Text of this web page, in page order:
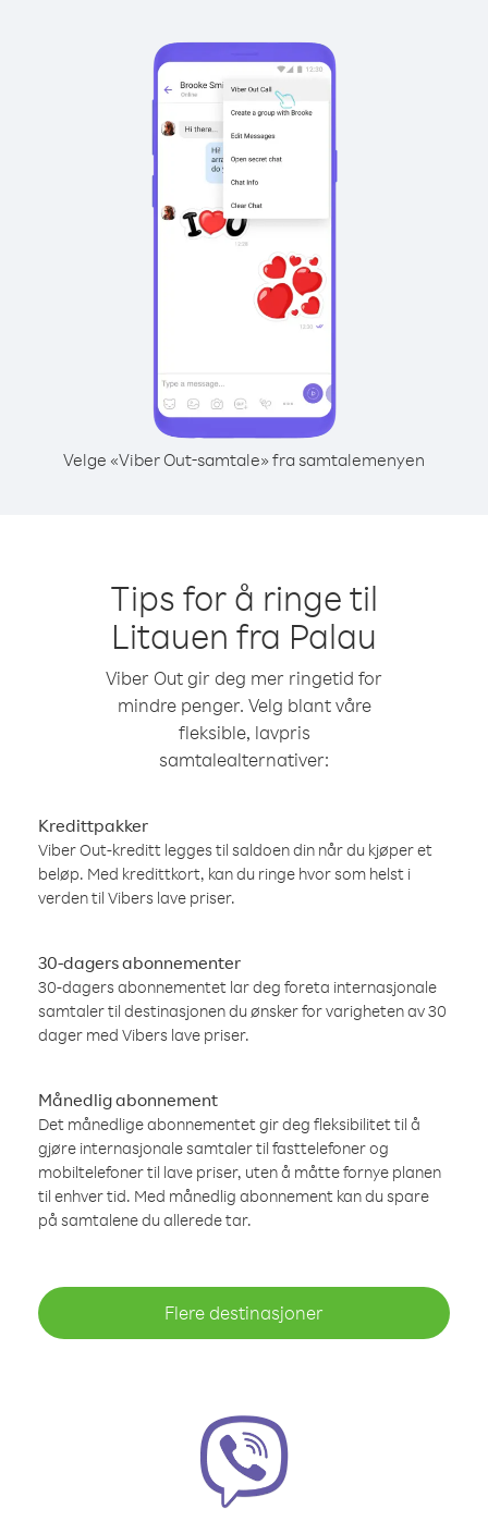
Velge «Viber Out-samtale» fra samtalemenyen
Tips for å ringe til
Litauen fra Palau
Viber Out gir deg mer ringetid for
mindre penger. Velg blant våre
fleksible, lavpris
samtalealternativer:
Kredittpakker
Viber Out-kreditt legges til saldoen din når du kjøper et
beløp. Med kredittkort, kan du ringe hvor som helst i
verden til Vibers lave priser.
30-dagers abonnementer
30-dagers abonnementet lar deg foreta internasjonale
samtaler til destinasjonen du ønsker for varigheten av 30
dager med Vibers lave priser.
Månedlig abonnement
Det månedlige abonnementet gir deg fleksibilitet til å
gjøre internasjonale samtaler til fasttelefoner og
mobiltelefoner til lave priser, uten å måtte fornye planen
til enhver tid. Med månedlig abonnement kan du spare
på samtalene du allerede tar.
Flere destinasjoner